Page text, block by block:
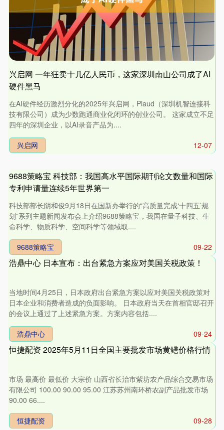
兴启网 一年狂卖十几亿人民币，这家深圳南山公司成了AI
硬件黑马
在AI硬件经历激烈分化的2025年兴启网，Plaud（深圳机智连接科
技有限公司）成为少数跑通商业化闭环的创业公司。 这家成立不足
四年的深圳企业，以AI录音产品为....
12-07
兴启网
9688策略宝 科技部：我国高水平国际期刊论文数量和国际
专利申请量连续5年世界第一
科技部部长阴和俊9月18日在国新办举行的“高质量完成‘十四五’规
划”系列主题新闻发布会上介绍9688策略宝，我国在量子科技、生
命科学、物质科学、空间科学等领域取....
09-22
9688策略宝
浩鼎中心 日本宣布：出台紧急方案应对美国关税政策！
当地时间4月25日，日本政府出台紧急方案以应对美国关税政策对
日本企业和消费者造成的负面影响。 日本政府当天在首相官邸召开
的会议上通过了上述紧急方案。方案内容包括....
09-24
浩鼎中心
恒捷配资 2025年5月11日全国主要批发市场黄鳝价格行情
市场 最高价 最低价 大宗价 山西省长治市紫坊农产品综合交易市场
有限公司 100.00 90.00 95.00 江苏苏州南环桥农副产品批发市场
90.00 66....
09-28
恒捷配资